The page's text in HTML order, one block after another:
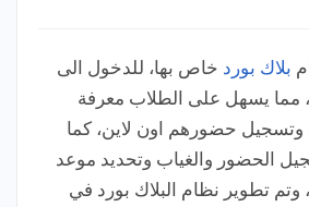
بلاك بورد خاص بها، للدخول الى
مما يسهل على الطلاب معرفة
وتسجيل حضورهم اون لاين، كما
الحضور والغياب وتحديد موعد
وتم تطوير نظام البلاك بورد في